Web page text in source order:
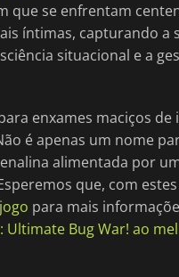
que se enfrentam
íntimas, capturando
situacional e a
enxames maciços
é apenas um nome
alimentada por
que, com
para mais
Bug War! ao